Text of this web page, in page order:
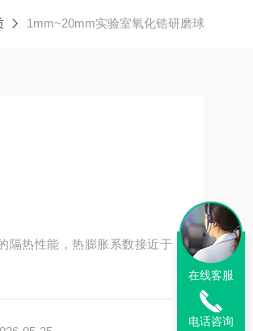
1mm~20mm实验室氧化锆研磨球
隔热性能，热膨胀系数接近于
在线客服
电话咨询